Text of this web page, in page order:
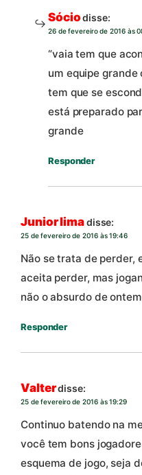
Sócio disse:
26 de fevereiro de 2016 às
“vaia tem que
um equipe grande
tem que se
está preparado
grande
Responder
Junior limadisse:
25 de fevereiro de 2016 às 19:46
Não se trata de perder,
aceita perder, mas
não o absurdo de
Responder
Valterdisse:
25 de fevereiro de 2016 às 19:29
Continuo batendo na
você tem bons
esquema de jogo, seja